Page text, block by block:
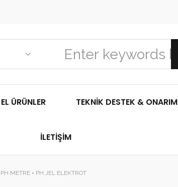
ÜRÜNLER TEKNIK DESTEK & ONARIM
İLETIŞIM
METRE + PH JEL ELEKTROT